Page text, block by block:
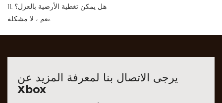
11. هل يمكن تغطية الأرضية بالعزل؟
نعم ، لا مشكلة.
يرجى الاتصال بنا لمعرفة المزيد عن
Xbox